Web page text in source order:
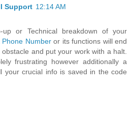
Support 12:14 AM
up or Technical breakdown of your
Numberor its functions will end
and put your work with a halt.
frustrating however additionally a
your crucial info is saved in the code